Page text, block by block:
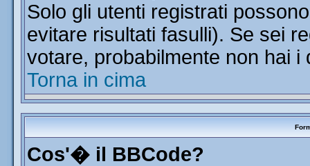
Solo gli utenti registrati
evitare risultati fasulli). Se sei
votare, probabilmente non hai
Torna in cima
Cos'� il BBCode?